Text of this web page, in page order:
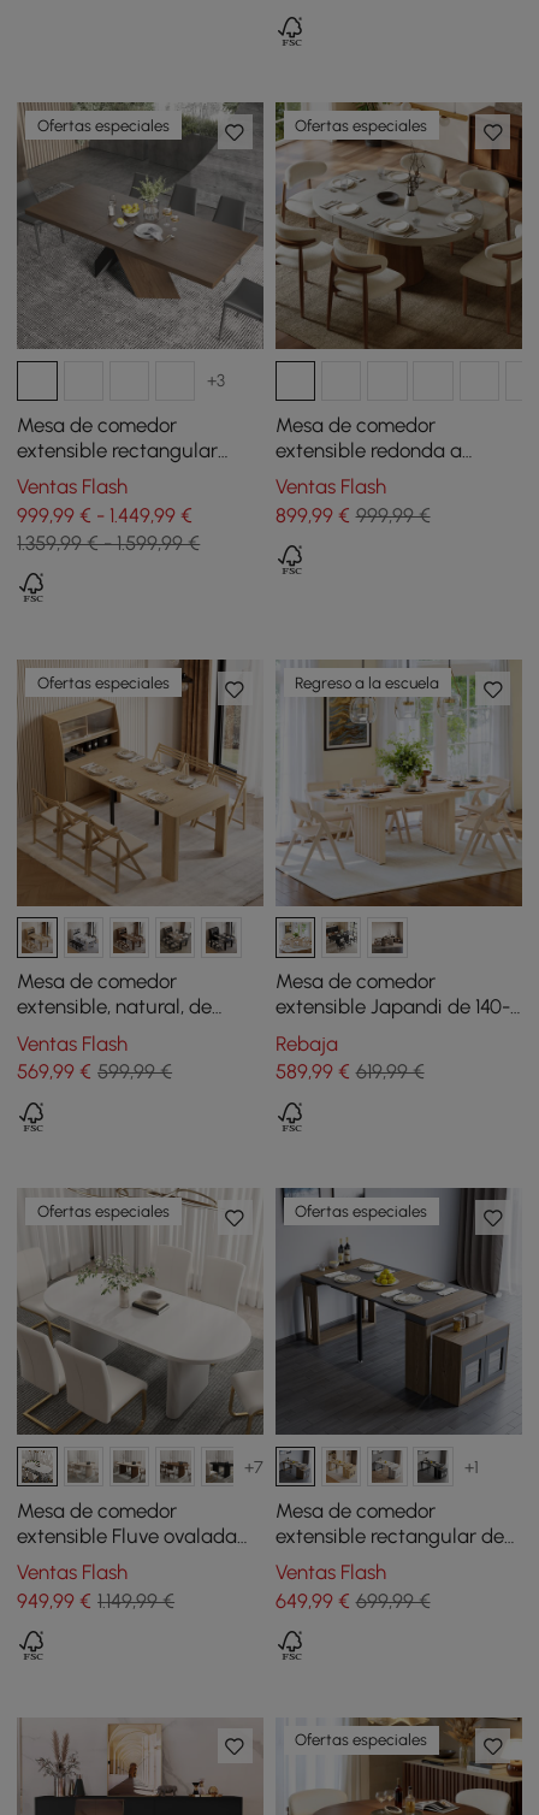
Ofertas especiales
+3
Mesa de comedor
extensible rectangular
200-240 cm de estilo
farmhouse en color nogal
Ventas Flash
999,99 € - 1.449,99 €
1.359,99 € - 1.599,99 €
Ofertas especiales
Mesa de comedor
extensible redonda a
ovalada 100 - 140 cm de
madera estilo Japandi -
gris cemento
Ventas Flash
899,99€ 999,99 €
Ofertas especiales
Mesa de comedor
extensible, natural, de
estilo rústico de 1800 mm
con aparador
Ventas Flash
569,99 € 599,99 €
Regreso a la escuela
Mesa de comedor
extensible Japandi de 140-
220 cm blanqueada, para
4-8 comensales
Rebaja
589,99€ 619,99 €
Ofertas especiales
+7
Mesa de comedor
extensible Fluve ovalada
160 - 200 cm blanco
Ventas Flash
949,99 € 1.149,99 €
Ofertas especiales
+1
Mesa de comedor
extensible rectangular de
madera con aparador 180
cm nogal y gris
Ventas Flash
649,99€ 699,99 €
Ofertas especiales